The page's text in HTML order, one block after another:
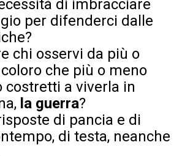
di imbracciare
per difenderci dalle
chi osservi da più o
che più o meno
costretti a viverla in
la guerra?
di pancia e di
di testa, neanche